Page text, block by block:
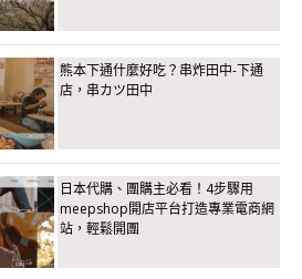
熊本下通什麼好吃？串炸田中-下通
店，串カツ田中
日本代購、團購主必看！4步驟用
meepshop開店平台打造專業電商網
站，輕鬆開團